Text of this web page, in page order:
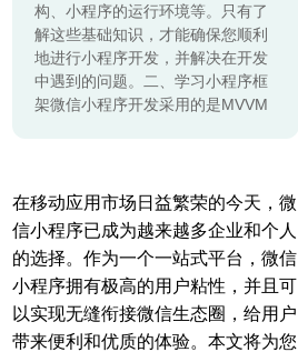
构、小程序的运行环境等。只有了
解这些基础知识，才能确保您顺利
地进行小程序开发，并解决在开发
中遇到的问题。二、学习小程序框
架微信小程序开发采用的是MVVM
在移动应用市场日益繁荣的今天，微
信小程序已成为越来越多企业和个人
的选择。作为一个一站式平台，微信
小程序拥有极高的用户粘性，并且可
以实现无缝衔接微信生态圈，给用户
带来便利和优质的体验。本文将为您